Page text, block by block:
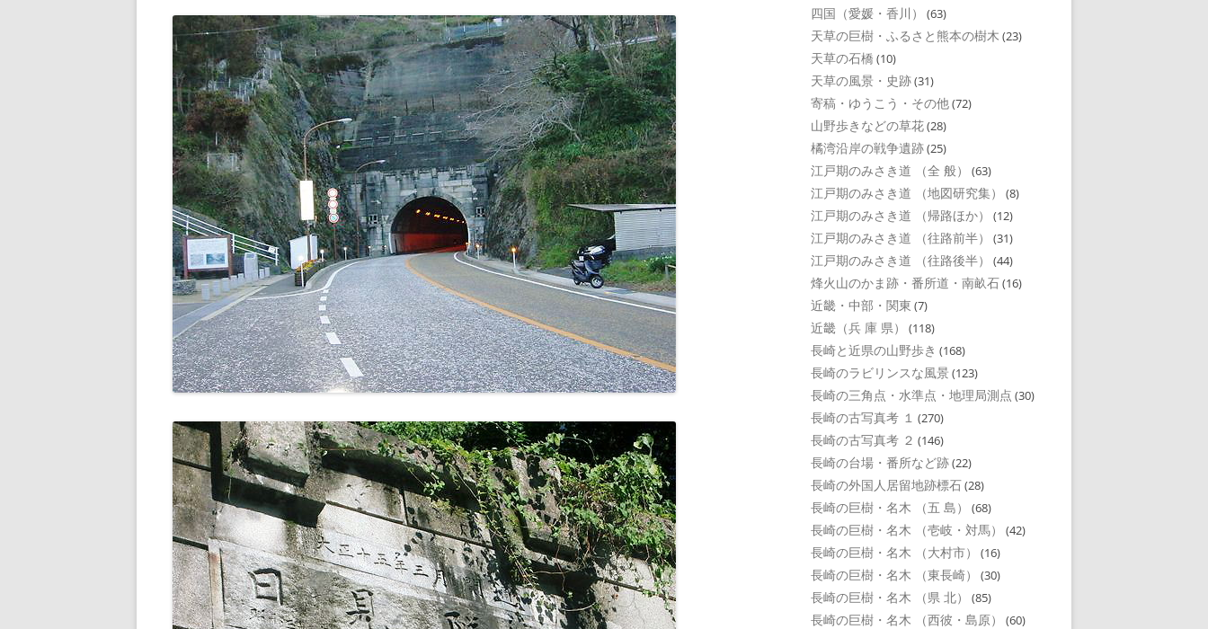
四国（愛媛・香川） (63)
天草の巨樹・ふるさと熊本の樹木 (23)
天草の石橋 (10)
天草の風景・史跡(31)
寄稿・ゆうこう・その他(72)
山野歩きなどの草花(28)
橘湾沿岸の戦争遺跡(25)
江戸期のみさき道 （全 般） (63)
江戸期のみさき道 （地図研究集） (8)
江戸期のみさき道 （帰路ほか） (12)
江戸期のみさき道 （往路前半） (31)
江戸期のみさき道 （往路後半） (44)
烽火山のかま跡・番所道・南畝石(16)
近畿・中部・関東 (7)
近畿（兵 庫 県） (118)
長崎と近県の山野歩き (168)
長崎のラビリンスな風景 (123)
長崎の三角点・水準点・地理局測点 (30)
長崎の古写真考 １ (270)
長崎の古写真考 ２ (146)
長崎の台場・番所など跡(22)
長崎の外国人居留地跡標石(28)
長崎の巨樹・名木 （五 島） (68)
長崎の巨樹・名木 （壱岐・対馬） (42)
長崎の巨樹・名木 （大村市） (16)
長崎の巨樹・名木 （東長崎） (30)
長崎の巨樹・名木 （県 北） (85)
長崎の巨樹・名木 （西彼・島原） (60)